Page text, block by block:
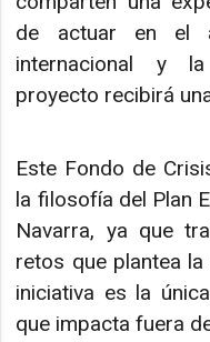
de actuar en el
internacional y
proyecto recibirá
Este Fondo de
la filosofía del Plan
Navarra, ya que
retos que plantea
iniciativa es la
que impacta fuera